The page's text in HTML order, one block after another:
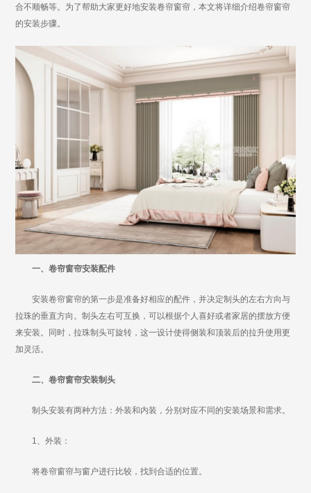
合不顺畅等。为了帮助大家更好地安装卷帘窗帘，本文将详细介绍卷帘窗帘
的安装步骤。
一、卷帘窗帘安装配件
安装卷帘窗帘的第一步是准备好相应的配件，并决定制头的左右方向与
拉珠的垂直方向。制头左右可互换，可以根据个人喜好或者家居的摆放方便
来安装。同时，拉珠制头可旋转，这一设计使得侧装和顶装后的拉升使用更
加灵活。
二、卷帘窗帘安装制头
制头安装有两种方法：外装和内装，分别对应不同的安装场景和需求。
1、外装：
将卷帘窗帘与窗户进行比较，找到合适的位置。